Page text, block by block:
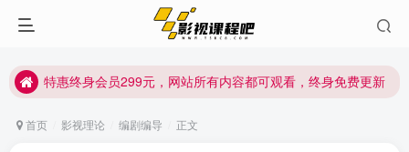
特惠终身会员299元，网站所有内容都可观看，终身免费更新
特惠终身会员299元，网站所有内容都可观看，终身免费更新
首页 影视理论 编剧编导 正文